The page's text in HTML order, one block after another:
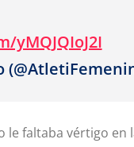
yMQJQIoJ2I
faltaba vértigo en